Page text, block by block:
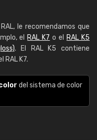
le recomendamos que
el RAL K7 o el
RAL K5
. El RAL K5 contiene
RAL K7.
del sistema de color